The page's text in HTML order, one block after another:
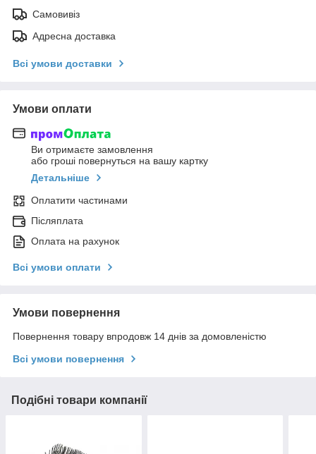
Самовивіз
Адресна доставка
Всі умови доставки
Умови оплати
Ви отримаєте замовлення
або гроші повернуться на вашу картку
Детальніше
Оплатити частинами
Післяплата
Оплата на рахунок
Всі умови оплати
Умови повернення
Повернення товару впродовж 14 днів за домовленістю
Всі умови повернення
Подібні товари компанії